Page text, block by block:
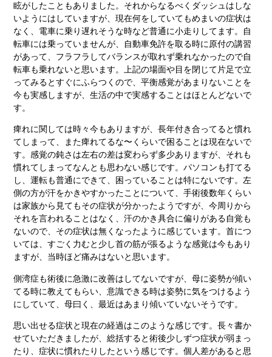
眩がしたこともありました。それからなるべくダッシュはしな
いようにはしていますが、現在何をしていてもめまいの症状は
なく、電車に乗り遅れそうな時など普通に小走りしてます。自
転車には乗っていませんが、自動車免許を取る時に原付の講習
があって、フラフラしてバランスが取れず乗れなかったので自
転車も乗れないと思います。上記の場面や目を閉じて片足で立
ってみるとすぐにふらつくので、平衡感覚があまりないことを
今も実感しますが、生活の中で実感することはほとんどないで
す。
痺れに関しては時々今もありますが、長年付き合ってると慣れ
てしまって、また痺れてるな〜くらいで困ることは現在ないで
す。感覚の鈍さは左右の差は変わらず多少ありますが、それも
慣れてしまってなんとも思わない感じです。パソコンも打てる
し、運転も普通にできて、困っていることは特にないです。左
側の方が汗をかきやすかったことについて、手術後数年くらい
は家族から見てもその症状が分かったようですが、今周りから
それを言われることはなく、汗のかき具合に偏りがある自覚も
ないので、その症状は無くなったように感じています。首につ
いては、すごく力むと少し首の筋が張るような感覚は今もあり
ますが、当時ほど痛みはないと思います。
側湾症も術後に急激に改善はしてないですが、母に姿勢が傾い
てる時に教えてもらい、意識できる時は姿勢に気をつけるよう
にしていて、母曰く、最近はあまり傾いていないそうです。
思い出せる症状と現在の経過はこのような感じです。長々書か
せていただきましたが、総括すると術後少しずつ症状が弱まっ
たり、症状に慣れたりしたという感じです。個人差があると思